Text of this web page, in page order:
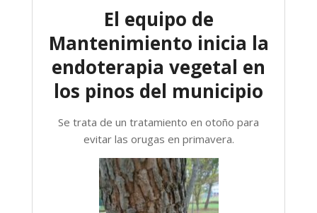
El equipo de
Mantenimiento inicia la
endoterapia vegetal en
los pinos del municipio
Se trata de un tratamiento en otoño para
evitar las orugas en primavera.